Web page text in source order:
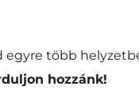
egyre több
hozzánk!